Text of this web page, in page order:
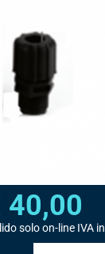
40,00
solo on-line IVA